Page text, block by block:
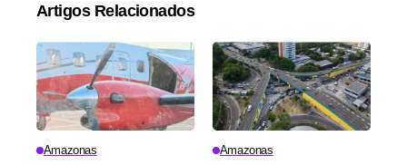
Artigos Relacionados
Amazonas Amazonas